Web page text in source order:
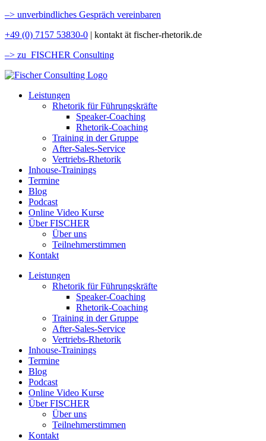
–> unverbindliches Gespräch vereinbaren
+49 (0) 7157 53830-0 | kontakt ät fischer-rhetorik.de
–> zu FISCHER Consulting
Leistungen
Rhetorik für Führungskräfte
Speaker-Coaching
Rhetorik-Coaching
Training in der Gruppe
After-Sales-Service
Vertriebs-Rhetorik
Inhouse-Trainings
Termine
Blog
Podcast
Online Video Kurse
Über FISCHER
Über uns
Teilnehmerstimmen
Kontakt
Leistungen
Rhetorik für Führungskräfte
Speaker-Coaching
Rhetorik-Coaching
Training in der Gruppe
After-Sales-Service
Vertriebs-Rhetorik
Inhouse-Trainings
Termine
Blog
Podcast
Online Video Kurse
Über FISCHER
Über uns
Teilnehmerstimmen
Kontakt